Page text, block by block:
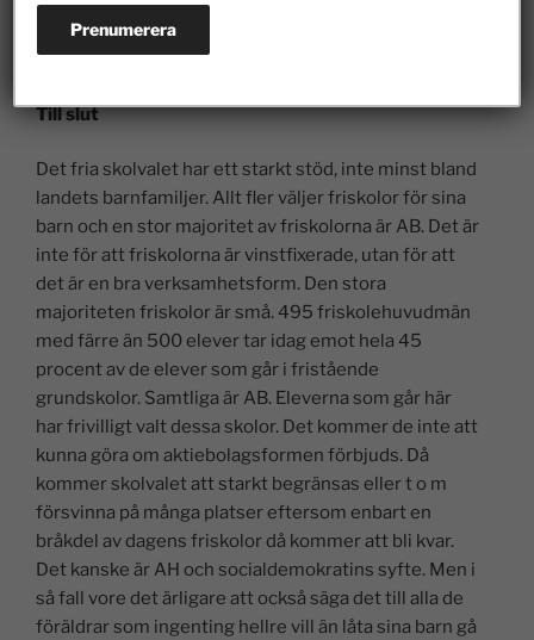
Till slut
Det fria skolvalet har ett starkt stöd, inte minst bland
landets barnfamiljer. Allt fler väljer friskolor för sina
barn och en stor majoritet av friskolorna är AB. Det är
inte för att friskolorna är vinstfixerade, utan för att
det är en bra verksamhetsform. Den stora
majoriteten friskolor är små. 495 friskolehuvudmän
med färre än 500 elever tar idag emot hela 45
procent av de elever som går i fristående
grundskolor. Samtliga är AB. Eleverna som går här
har frivilligt valt dessa skolor. Det kommer de inte att
kunna göra om aktiebolagsformen förbjuds. Då
kommer skolvalet att starkt begränsas eller t o m
försvinna på många platser eftersom enbart en
bråkdel av dagens friskolor då kommer att bli kvar.
Det kanske är AH och socialdemokratins syfte. Men i
så fall vore det ärligare att också säga det till alla de
föräldrar som ingenting hellre vill än låta sina barn gå